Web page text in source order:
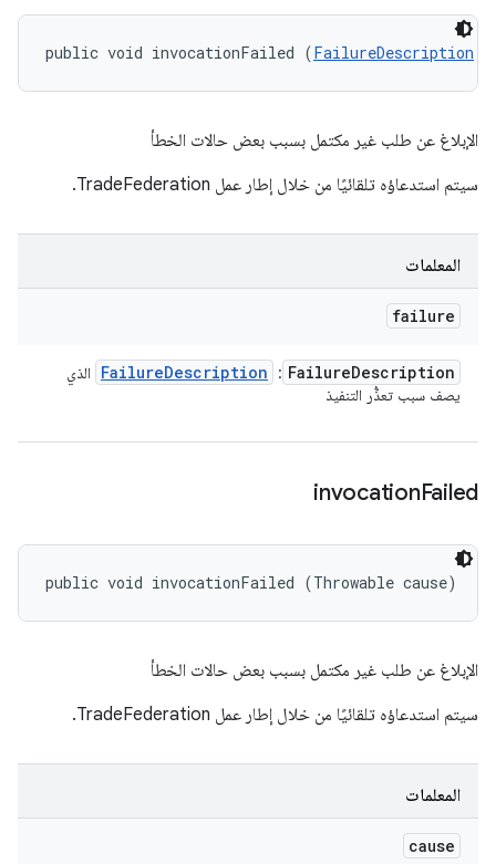
public void invocationFailed (FailureDescription
الإبلاغ عن طلب غير مكتمل بسبب بعض حالات الخطأ
سيتم استدعاؤه تلقائيًا من خلال إطار عمل TradeFederation.
المعلمات
failure
FailureDescription
:
FailureDescription
الذي
يصف سبب تعذُّر التنفيذ
invocationFailed
public void invocationFailed (Throwable cause)
الإبلاغ عن طلب غير مكتمل بسبب بعض حالات الخطأ
سيتم استدعاؤه تلقائيًا من خلال إطار عمل TradeFederation.
المعلمات
cause